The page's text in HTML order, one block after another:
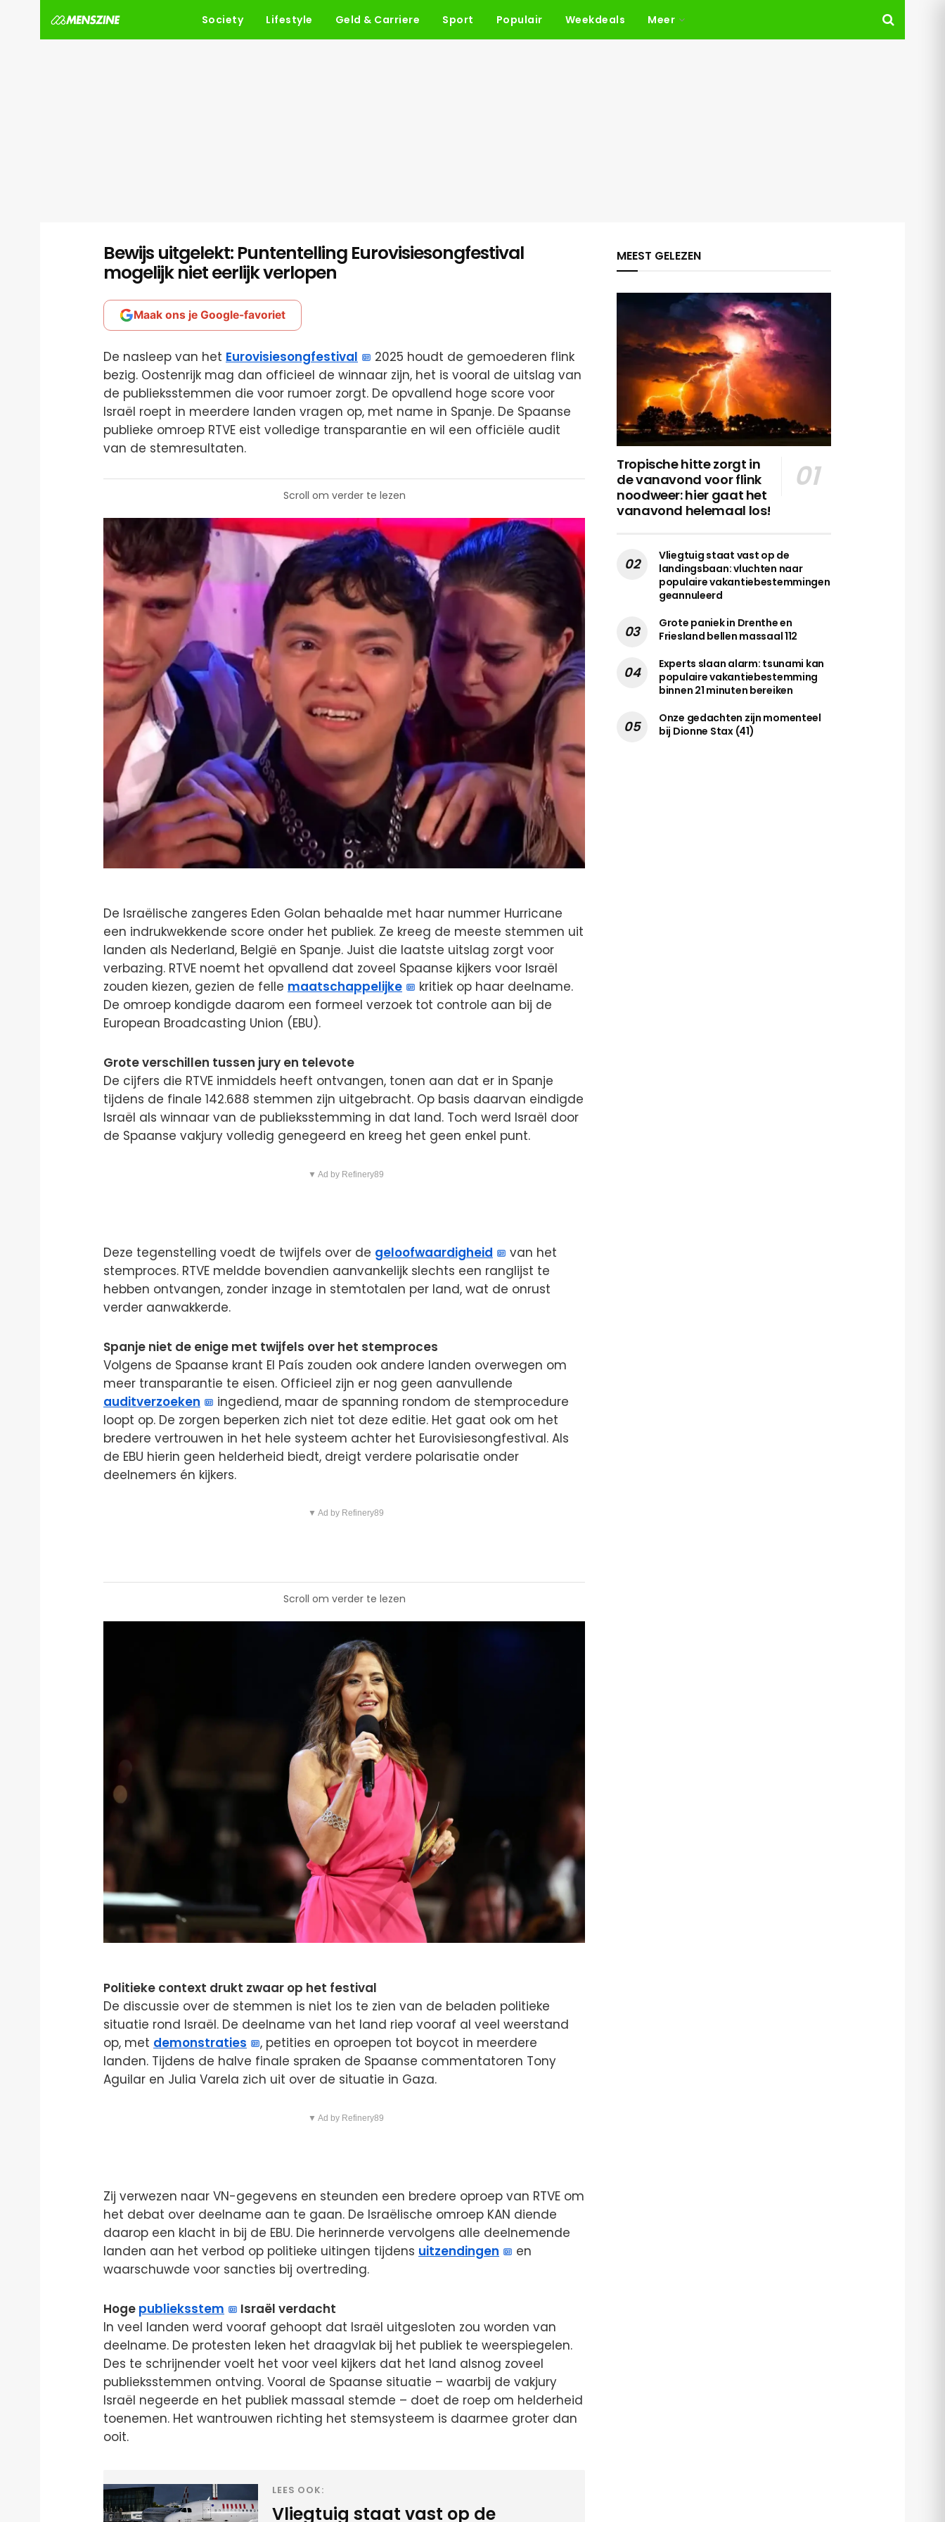
Society Lifestyle Geld & Carriere Sport Populair Weekdeals Meer
Bewijs uitgelekt: Puntentelling Eurovisiesongfestival
mogelijk niet eerlijk verlopen
Maak ons je Google-favoriet
De nasleep van het Eurovisiesongfestival
2025 houdt de gemoederen flink
bezig. Oostenrijk mag dan officieel de winnaar zijn, het is vooral de uitslag van
de publieksstemmen die voor rumoer zorgt. De opvallend hoge score voor
Israël roept in meerdere landen vragen op, met name in Spanje. De Spaanse
publieke omroep RTVE eist volledige transparantie en wil een officiële audit
van de stemresultaten.
Scroll om verder te lezen
De Israëlische zangeres Eden Golan behaalde met haar nummer Hurricane
een indrukwekkende score onder het publiek. Ze kreeg de meeste stemmen uit
landen als Nederland, België en Spanje. Juist die laatste uitslag zorgt voor
verbazing. RTVE noemt het opvallend dat zoveel Spaanse kijkers voor Israël
zouden kiezen, gezien de felle maatschappelijke
kritiek op haar deelname.
De omroep kondigde daarom een formeel verzoek tot controle aan bij de
European Broadcasting Union (EBU).
Grote verschillen tussen jury en televote
De cijfers die RTVE inmiddels heeft ontvangen, tonen aan dat er in Spanje
tijdens de finale 142.688 stemmen zijn uitgebracht. Op basis daarvan eindigde
Israël als winnaar van de publieksstemming in dat land. Toch werd Israël door
de Spaanse vakjury volledig genegeerd en kreeg het geen enkel punt.
▼ Ad by Refinery89
Deze tegenstelling voedt de twijfels over de geloofwaardigheid
van het
stemproces. RTVE meldde bovendien aanvankelijk slechts een ranglijst te
hebben ontvangen, zonder inzage in stemtotalen per land, wat de onrust
verder aanwakkerde.
Spanje niet de enige met twijfels over het stemproces
Volgens de Spaanse krant El País zouden ook andere landen overwegen om
meer transparantie te eisen. Officieel zijn er nog geen aanvullende
auditverzoeken
ingediend, maar de spanning rondom de stemprocedure
loopt op. De zorgen beperken zich niet tot deze editie. Het gaat ook om het
bredere vertrouwen in het hele systeem achter het Eurovisiesongfestival. Als
de EBU hierin geen helderheid biedt, dreigt verdere polarisatie onder
deelnemers én kijkers.
▼ Ad by Refinery89
Scroll om verder te lezen
Politieke context drukt zwaar op het festival
De discussie over de stemmen is niet los te zien van de beladen politieke
situatie rond Israël. De deelname van het land riep vooraf al veel weerstand
op, met demonstraties
, petities en oproepen tot boycot in meerdere
landen. Tijdens de halve finale spraken de Spaanse commentatoren Tony
Aguilar en Julia Varela zich uit over de situatie in Gaza.
▼ Ad by Refinery89
Zij verwezen naar VN-gegevens en steunden een bredere oproep van RTVE om
het debat over deelname aan te gaan. De Israëlische omroep KAN diende
daarop een klacht in bij de EBU. Die herinnerde vervolgens alle deelnemende
landen aan het verbod op politieke uitingen tijdens uitzendingen
en
waarschuwde voor sancties bij overtreding.
Hoge publieksstem
Israël verdacht
In veel landen werd vooraf gehoopt dat Israël uitgesloten zou worden van
deelname. De protesten leken het draagvlak bij het publiek te weerspiegelen.
Des te schrijnender voelt het voor veel kijkers dat het land alsnog zoveel
publieksstemmen ontving. Vooral de Spaanse situatie – waarbij de vakjury
Israël negeerde en het publiek massaal stemde – doet de roep om helderheid
toenemen. Het wantrouwen richting het stemsysteem is daarmee groter dan
ooit.
LEES OOK:
Vliegtuig staat vast op de
MEEST GELEZEN
Tropische hitte zorgt in
de vanavond voor flink
noodweer: hier gaat het
vanavond helemaal los!
Vliegtuig staat vast op de
landingsbaan: vluchten naar
populaire vakantiebestemmingen
geannuleerd
Grote paniek in Drenthe en
Friesland bellen massaal 112
Experts slaan alarm: tsunami kan
populaire vakantiebestemming
binnen 21 minuten bereiken
Onze gedachten zijn momenteel
bij Dionne Stax (41)